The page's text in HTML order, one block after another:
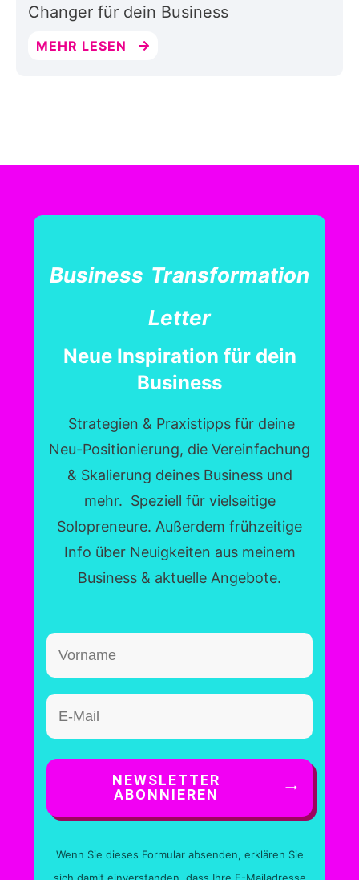
Changer für dein Business
MEHR LESEN
Business Transformation
Letter
Neue Inspiration für dein
Business
Strategien & Praxistipps für deine
Neu-Positionierung, die Vereinfachung
& Skalierung deines Business und
mehr. Speziell für vielseitige
Solopreneure. Außerdem frühzeitige
Info über Neuigkeiten aus meinem
Business & aktuelle Angebote.
NEWSLETTER
ABONNIEREN
Wenn Sie dieses Formular absenden, erklären Sie
sich damit einverstanden, dass Ihre E-Mailadresse